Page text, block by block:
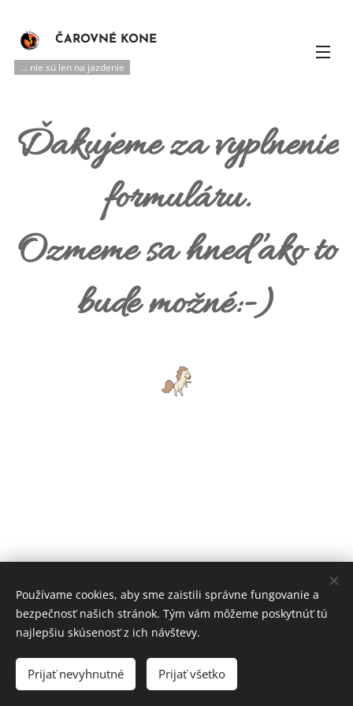
ČAROVNÉ KONE
... nie sú len na jazdenie
Ďakujeme za vyplnenie
formuláru.
Ozmeme sa hneď ako to
bude možné:-)
OZ Čarovné kone
Vytvorené službouWebnode
Používame cookies, aby sme zaistili správne fungovanie a
bezpečnosť našich stránok. Tým vám môžeme poskytnúť tú
najlepšiu skúsenosť z ich návštevy.
Prijať nevyhnutné Prijať všetko